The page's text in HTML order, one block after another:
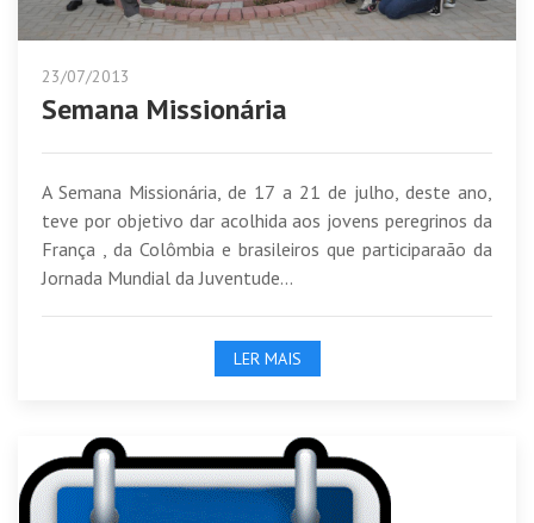
23/07/2013
Semana Missionária
A Semana Missionária, de 17 a 21 de julho, deste ano,
teve por objetivo dar acolhida aos jovens peregrinos da
França , da Colômbia e brasileiros que participaraão da
Jornada Mundial da Juventude...
LER MAIS